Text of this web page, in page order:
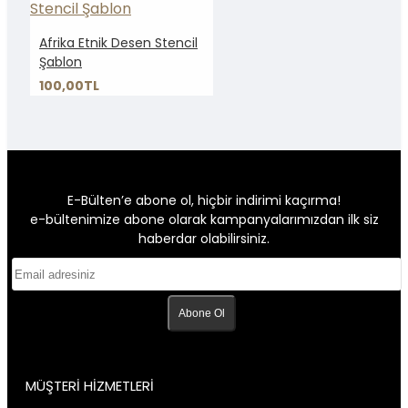
Afrika Etnik Desen Stencil
Şablon
100,00TL
E-Bülten’e abone ol, hiçbir indirimi kaçırma!
e-bültenimize abone olarak kampanyalarımızdan ilk siz
haberdar olabilirsiniz.
Abone Ol
MÜŞTERİ HİZMETLERİ